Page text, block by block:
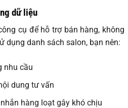
dữ liệu
cụ để hỗ trợ bán hàng, không
dụng danh sách salon, bạn nên:
nhu cầu
dung tư vấn
hàng loạt gây khó chịu